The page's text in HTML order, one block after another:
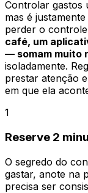
Controlar gastos
mas é
perder o
café, um
— somam muito
isoladamente.
prestar atenção
em que ela
1
Reserve 2
O segredo do
gastar, anote na
precisa ser